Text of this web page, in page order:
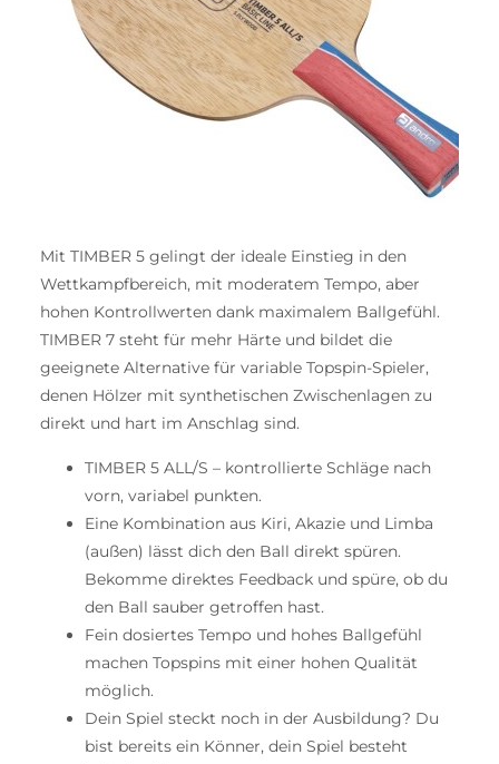
Mit TIMBER 5 gelingt der ideale Einstieg in den
Wettkampfbereich, mit moderatem Tempo, aber
hohen Kontrollwerten dank maximalem Ballgefühl.
TIMBER 7 steht für mehr Härte und bildet die
geeignete Alternative für variable Topspin-Spieler,
denen Hölzer mit synthetischen Zwischenlagen zu
direkt und hart im Anschlag sind.
TIMBER 5 ALL/S – kontrollierte Schläge nach
vorn, variabel punkten.
Eine Kombination aus Kiri, Akazie und Limba
(außen) lässt dich den Ball direkt spüren.
Bekomme direktes Feedback und spüre, ob du
den Ball sauber getroffen hast.
Fein dosiertes Tempo und hohes Ballgefühl
machen Topspins mit einer hohen Qualität
möglich.
Dein Spiel steckt noch in der Ausbildung? Du
bist bereits ein Könner, dein Spiel besteht